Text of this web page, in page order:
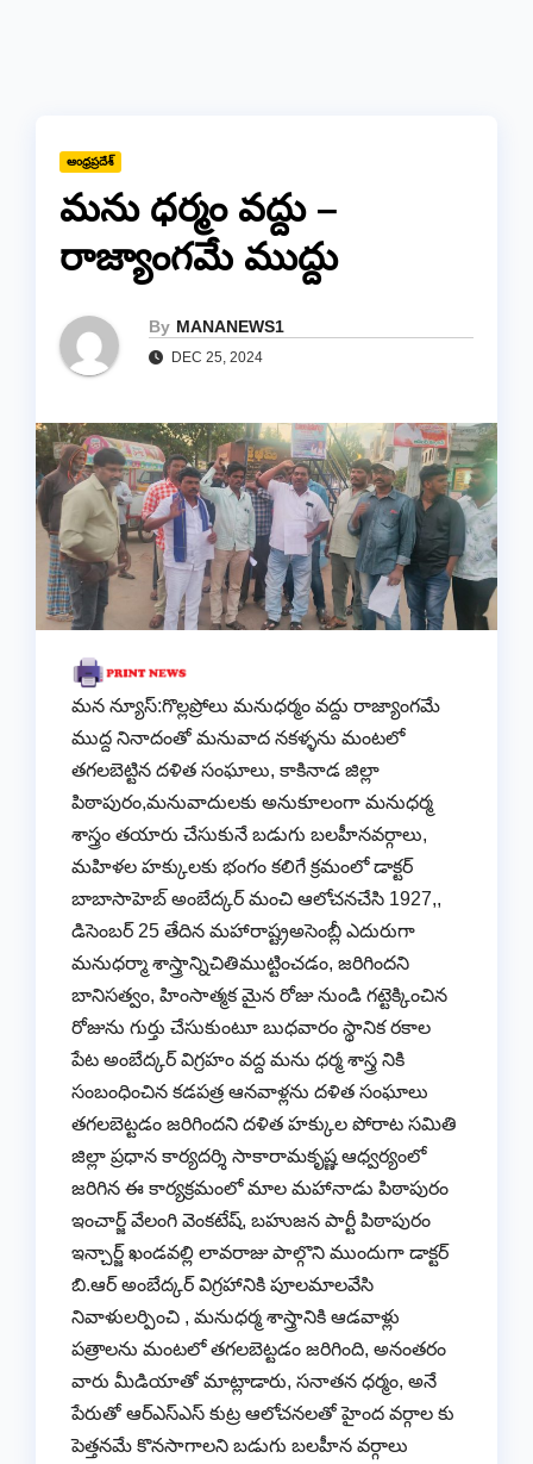
ఆంధ్రప్రదేశ్
మను ధర్మం వద్దు –
రాజ్యాంగమే ముద్దు
By MANANEWS1
DEC 25, 2024
మన న్యూస్:గొల్లప్రోలు మనుధర్మం వద్దు రాజ్యాంగమే
ముద్ద నినాదంతో మనువాద నకళ్ళను మంటలో
తగలబెట్టిన దళిత సంఘాలు, కాకినాడ జిల్లా
పిఠాపురం,మనువాదులకు అనుకూలంగా మనుధర్మ
శాస్త్రం తయారు చేసుకునే బడుగు బలహీనవర్గాలు,
మహిళల హక్కులకు భంగం కలిగే క్రమంలో డాక్టర్
బాబాసాహెబ్ అంబేద్కర్ మంచి ఆలోచనచేసి 1927,,
డిసెంబర్ 25 తేదిన మహారాష్ట్రఅసెంబ్లీ ఎదురుగా
మనుధర్మా శాస్త్రాన్నిచితిముట్టించడం, జరిగిందని
బానిసత్వం, హింసాత్మక మైన రోజు నుండి గట్టెక్కించిన
రోజును గుర్తు చేసుకుంటూ బుధవారం స్థానిక రకాల
పేట అంబేద్కర్ విగ్రహం వద్ద మను ధర్మ శాస్త్ర నికి
సంబంధించిన కడపత్ర ఆనవాళ్లను దళిత సంఘాలు
తగలబెట్టడం జరిగిందని దళిత హక్కుల పోరాట సమితి
జిల్లా ప్రధాన కార్యదర్శి సాకారామకృష్ణ ఆధ్వర్యంలో
జరిగిన ఈ కార్యక్రమంలో మాల మహానాడు పిఠాపురం
ఇంచార్జ్ వేలంగి వెంకటేష్, బహుజన పార్టీ పిఠాపురం
ఇన్చార్జ్ ఖండవల్లి లావరాజు పాల్గొని ముందుగా డాక్టర్
బి.ఆర్ అంబేద్కర్ విగ్రహానికి పూలమాలవేసి
నివాళులర్పించి , మనుధర్మ శాస్త్రానికి ఆడవాళ్లు
పత్రాలను మంటలో తగలబెట్టడం జరిగింది, అనంతరం
వారు మీడియాతో మాట్లాడారు, సనాతన ధర్మం, అనే
పేరుతో ఆర్ఎస్ఎస్ కుట్ర ఆలోచనలతో హైంద వర్గాల కు
పెత్తనమే కొనసాగాలని బడుగు బలహీన వర్గాలు